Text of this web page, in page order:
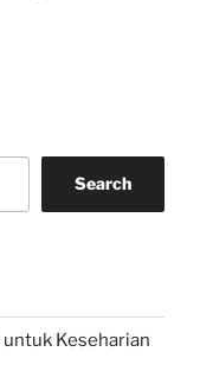
Search
Keseharian